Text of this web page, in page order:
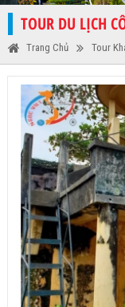
TOUR DU LỊCH
Trang Chủ Tour